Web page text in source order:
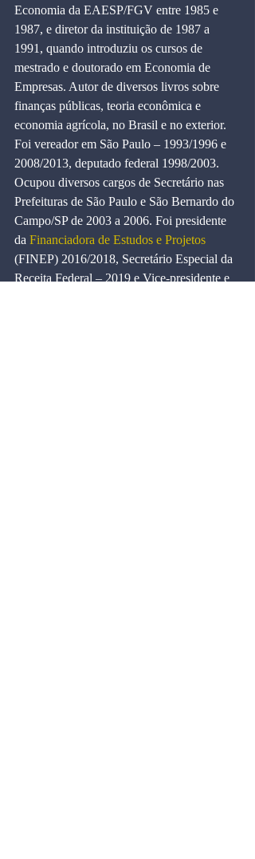
Economia da EAESP/FGV entre 1985 e
1987, e diretor da instituição de 1987 a
1991, quando introduziu os cursos de
mestrado e doutorado em Economia de
Empresas. Autor de diversos livros sobre
finanças públicas, teoria econômica e
economia agrícola, no Brasil e no exterior.​
Foi vereador em São Paulo – 1993/1996 e
2008/2013, deputado federal 1998/2003.
Ocupou diversos cargos de Secretário nas
Prefeituras de São Paulo e São Bernardo do
Campo/SP de 2003 a 2006. Foi presidente
da Financiadora de Estudos e Projetos
(FINEP) 2016/2018, Secretário Especial da
Receita Federal – 2019 e Vice-presidente e